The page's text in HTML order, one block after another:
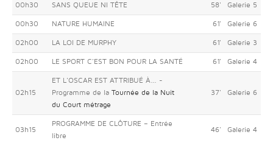
00h30 SANS QUEUE NI TÊTE 58' Galerie 5
00h30 NATURE HUMAINE 61' Galerie 6
02h00 LA LOI DE MURPHY 61' Galerie 3
02h00 LE SPORT C'EST BON POUR LA SANTÉ 61' Galerie 4
02h15
ET L'OSCAR EST ATTRIBUÉ À... -
Programme de la Tournée de la Nuit
du Court métrage
37' Galerie 6
03h15
PROGRAMME DE CLÔTURE – Entrée
libre
46' Galerie 4